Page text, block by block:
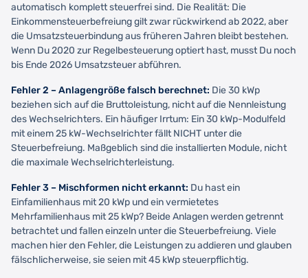
automatisch komplett steuerfrei sind. Die Realität: Die
Einkommensteuerbefreiung gilt zwar rückwirkend ab 2022, aber
die Umsatzsteuerbindung aus früheren Jahren bleibt bestehen.
Wenn Du 2020 zur Regelbesteuerung optiert hast, musst Du noch
bis Ende 2026 Umsatzsteuer abführen.
Fehler 2 – Anlagengröße falsch berechnet: Die 30 kWp
beziehen sich auf die Bruttoleistung, nicht auf die Nennleistung
des Wechselrichters. Ein häufiger Irrtum: Ein 30 kWp-Modulfeld
mit einem 25 kW-Wechselrichter fällt NICHT unter die
Steuerbefreiung. Maßgeblich sind die installierten Module, nicht
die maximale Wechselrichterleistung.
Fehler 3 – Mischformen nicht erkannt: Du hast ein
Einfamilienhaus mit 20 kWp und ein vermietetes
Mehrfamilienhaus mit 25 kWp? Beide Anlagen werden getrennt
betrachtet und fallen einzeln unter die Steuerbefreiung. Viele
machen hier den Fehler, die Leistungen zu addieren und glauben
fälschlicherweise, sie seien mit 45 kWp steuerpflichtig.